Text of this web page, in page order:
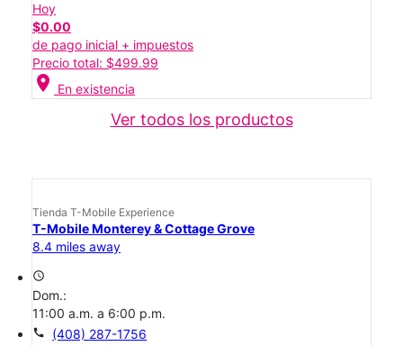
Hoy
$0.00
de pago inicial + impuestos
Precio total: $499.99
location_on En existencia
Ver todos los productos
Tienda T-Mobile Experience
T-Mobile Monterey & Cottage Grove
8.4 miles away
access_time
Dom.:
11:00 a.m. a 6:00 p.m.
call (408) 287-1756